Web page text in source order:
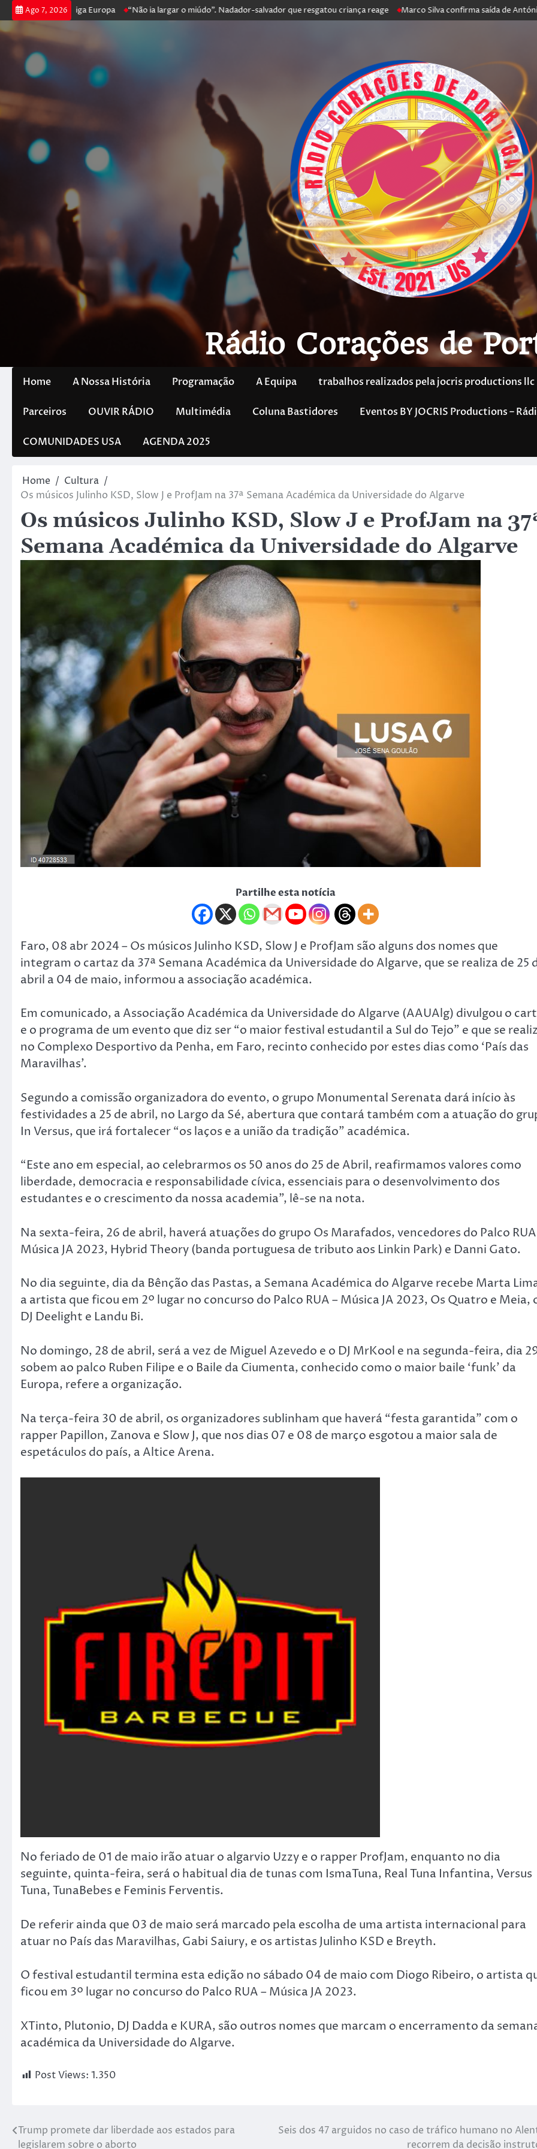
Ago 7, 2026
na Liga Europa “Não ia largar o miúdo”. Nadador-salvador que resgatou criança reage Marco Silva confirma saída de António Silva:
Rádio Corações de
Home A Nossa História Programação A Equipa trabalhos realizados pela jocris productions llc
Parceiros OUVIR RÁDIO Multimédia Coluna Bastidores Eventos BY JOCRIS Productions –
COMUNIDADES USA AGENDA 2025
Home
Cultura
Os músicos Julinho KSD, Slow J e ProfJam na 37ª Semana Académica da Universidade do Algarve
Os músicos Julinho KSD, Slow J e ProfJam na
Semana Académica da Universidade do Algarve
Partilhe esta notícia
Faro, 08 abr 2024 – Os músicos Julinho KSD, Slow J e ProfJam são alguns dos nomes que
integram o cartaz da 37ª Semana Académica da Universidade do Algarve, que se realiza de 25
abril a 04 de maio, informou a associação académica.
Em comunicado, a Associação Académica da Universidade do Algarve (AAUAlg) divulgou o
e o programa de um evento que diz ser “o maior festival estudantil a Sul do Tejo” e que se
no Complexo Desportivo da Penha, em Faro, recinto conhecido por estes dias como ‘País das
Maravilhas’.
Segundo a comissão organizadora do evento, o grupo Monumental Serenata dará início às
festividades a 25 de abril, no Largo da Sé, abertura que contará também com a atuação do
In Versus, que irá fortalecer “os laços e a união da tradição” académica.
“Este ano em especial, ao celebrarmos os 50 anos do 25 de Abril, reafirmamos valores como
liberdade, democracia e responsabilidade cívica, essenciais para o desenvolvimento dos
estudantes e o crescimento da nossa academia”, lê-se na nota.
Na sexta-feira, 26 de abril, haverá atuações do grupo Os Marafados, vencedores do Palco
Música JA 2023, Hybrid Theory (banda portuguesa de tributo aos Linkin Park) e Danni Gato.
No dia seguinte, dia da Bênção das Pastas, a Semana Académica do Algarve recebe Marta
a artista que ficou em 2º lugar no concurso do Palco RUA – Música JA 2023, Os Quatro e Meia,
DJ Deelight e Landu Bi.
No domingo, 28 de abril, será a vez de Miguel Azevedo e o DJ MrKool e na segunda-feira, dia
sobem ao palco Ruben Filipe e o Baile da Ciumenta, conhecido como o maior baile ‘funk’ da
Europa, refere a organização.
Na terça-feira 30 de abril, os organizadores sublinham que haverá “festa garantida” com o
rapper Papillon, Zanova e Slow J, que nos dias 07 e 08 de março esgotou a maior sala de
espetáculos do país, a Altice Arena.
No feriado de 01 de maio irão atuar o algarvio Uzzy e o rapper ProfJam, enquanto no dia
seguinte, quinta-feira, será o habitual dia de tunas com IsmaTuna, Real Tuna Infantina, Versus
Tuna, TunaBebes e Feminis Ferventis.
De referir ainda que 03 de maio será marcado pela escolha de uma artista internacional para
atuar no País das Maravilhas, Gabi Saiury, e os artistas Julinho KSD e Breyth.
O festival estudantil termina esta edição no sábado 04 de maio com Diogo Ribeiro, o artista
ficou em 3º lugar no concurso do Palco RUA – Música JA 2023.
XTinto, Plutonio, DJ Dadda e KURA, são outros nomes que marcam o encerramento da
académica da Universidade do Algarve.
Post Views: 1.350
Trump promete dar liberdade aos estados para
legislarem sobre o aborto
Seis dos 47 arguidos no caso de tráfico humano no
recorrem da decisão